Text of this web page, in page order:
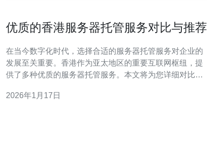
优质的香港服务器托管服务对比与推荐
在当今数字化时代，选择合适的服务器托管服务对企业的
发展至关重要。香港作为亚太地区的重要互联网枢纽，提
供了多种优质的服务器托管服务。本文将为您详细对比不
案。 优质的香港服务器托管服务有哪些？ 在选择香港服务
2026年1月17日